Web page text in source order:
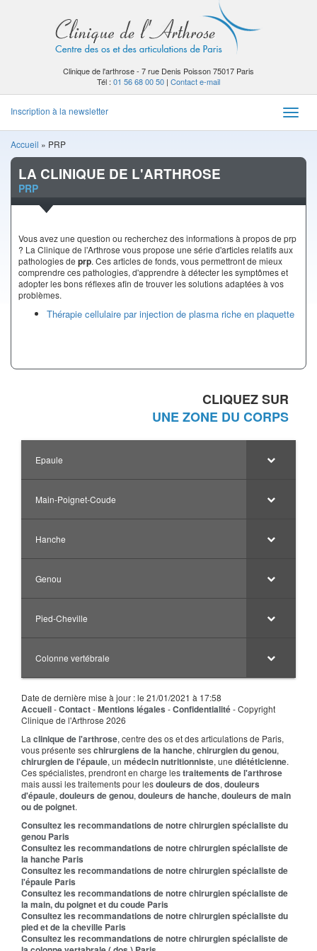
Clinique de l'arthrose - 7 rue Denis Poisson 75017 Paris
Tél : 01 56 68 00 50 | Contact e-mail
Inscription à la newsletter
Toggle
Accueil » PRP
LA CLINIQUE DE L'ARTHROSE
PRP
Vous avez une question ou recherchez des informations à propos de prp
? La Clinique de l'Arthrose vous propose une série d'articles relatifs aux
pathologies de prp. Ces articles de fonds, vous permettront de mieux
comprendre ces pathologies, d'apprendre à détecter les symptômes et
adopter les bons réflexes afin de trouver les solutions adaptées à vos
problèmes.
Thérapie cellulaire par injection de plasma riche en plaquette
CLIQUEZ SUR
UNE ZONE DU CORPS
Epaule
Main-Poignet-Coude
Hanche
Genou
Pied-Cheville
Colonne vertébrale
Date de dernière mise à jour : le 21/01/2021 à 17:58
Accueil-Contact-Mentions légales -Confidentialité- Copyright
Clinique de l'Arthrose 2026
La clinique de l'arthrose, centre des os et des articulations de Paris,
vous présente seschirurgiens de la hanche, chirurgien du genou,
chirurgien de l'épaule, un médecin nutritionniste, une diététicienne.
Ces spécialistes, prendront en charge lestraitements de l'arthrose
mais aussi les traitements pour lesdouleurs de dos, douleurs
d'épaule, douleurs de genou, douleurs de hanche, douleurs de main
ou de poignet.
Consultez les recommandations de notre chirurgien spécialiste du
genou Paris
Consultez les recommandations de notre chirurgien spécialiste de
la hanche Paris
Consultez les recommandations de notre chirurgien spécialiste de
l'épaule Paris
Consultez les recommandations de notre chirurgien spécialiste de
la main, du poignet et du coude Paris
Consultez les recommandations de notre chirurgien spécialiste du
pied et de la cheville Paris
Consultez les recommandations de notre chirurgien spécialiste de